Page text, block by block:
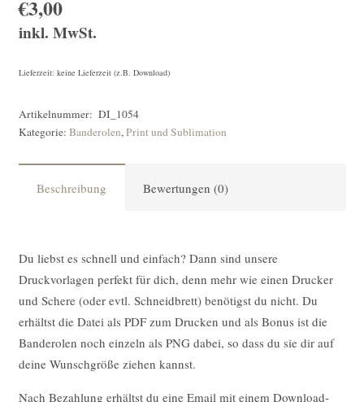
€3,00
inkl. MwSt.
Lieferzeit: keine Lieferzeit (z.B. Download)
Artikelnummer: DI_1054
Kategorie: Banderolen,Print und Sublimation
Beschreibung Bewertungen (0)
Du liebst es schnell und einfach? Dann sind unsere
Druckvorlagen perfekt für dich, denn mehr wie einen Drucker
und Schere (oder evtl. Schneidbrett) benötigst du nicht. Du
erhältst die Datei als PDF zum Drucken und als Bonus ist die
Banderolen noch einzeln als PNG dabei, so dass du sie dir auf
deine Wunschgröße ziehen kannst.
Nach Bezahlung erhältst du eine Email mit einem Download-